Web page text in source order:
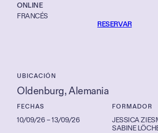
ONLINE
FRANCÉS
RESERVAR
UBICACIÓN
Oldenburg, Alemania
FECHAS
10/09/26 –13/09/26
FORMADOR
JESSICA
SABINE